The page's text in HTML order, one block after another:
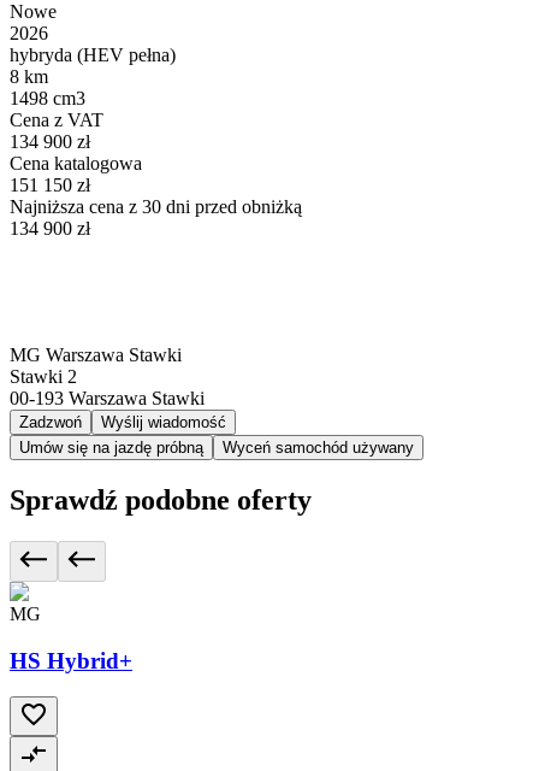
Nowe
2026
hybryda (HEV pełna)
8 km
1498 cm3
Cena z VAT
134 900 zł
Cena katalogowa
151 150 zł
Najniższa cena z 30 dni przed obniżką
134 900 zł
MG Warszawa Stawki
Stawki 2
00-193 Warszawa Stawki
Zadzwoń
Wyślij wiadomość
Umów się na jazdę próbną
Wyceń samochód używany
Sprawdź podobne oferty
MG
HS Hybrid+